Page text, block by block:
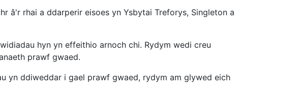
â'r rhai a ddarperir eisoes yn Ysbytai Treforys, Singleton a
hyn yn effeithio arnoch chi. Rydym wedi creu
prawf gwaed.
yn ddiweddar i gael prawf gwaed, rydym am glywed eich